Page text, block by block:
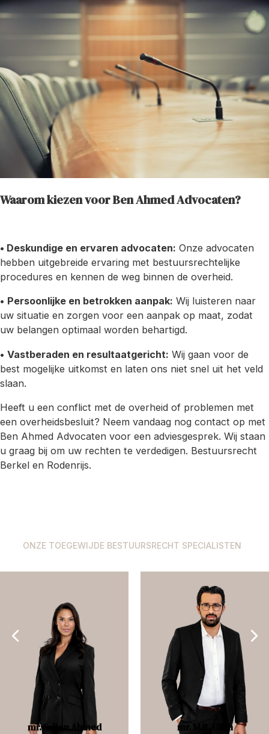
Waarom kiezen voor Ben Ahmed Advocaten?
• Deskundige en ervaren advocaten: Onze advocaten
hebben uitgebreide ervaring met bestuursrechtelijke
procedures en kennen de weg binnen de overheid.
• Persoonlijke en betrokken aanpak: Wij luisteren naar
uw situatie en zorgen voor een aanpak op maat, zodat
uw belangen optimaal worden behartigd.
• Vastberaden en resultaatgericht: Wij gaan voor de
best mogelijke uitkomst en laten ons niet snel uit het veld
slaan.
Heeft u een conflict met de overheid of problemen met
een overheidsbesluit? Neem vandaag nog contact op met
Ben Ahmed Advocaten voor een adviesgesprek. Wij staan
u graag bij om uw rechten te verdedigen. Bestuursrecht
Berkel en Rodenrijs.
ONZE TOEGEWIJDE BESTUURSRECHT SPECIALISTEN
mr. S. Ben Ahmed mr. M.B. Ullah